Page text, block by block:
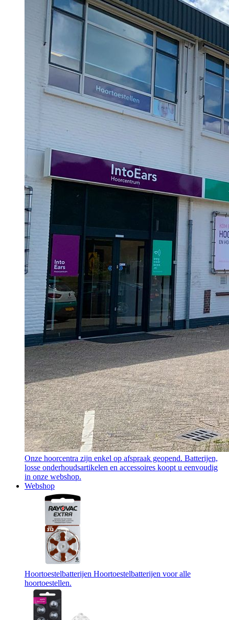
Onze hoorcentra zijn enkel op afspraak geopend. Batterijen,
losse onderhoudsartikelen en accessoires koopt u eenvoudig
in onze webshop.
Webshop
Hoortoestelbatterijen Hoortoestelbatterijen voor alle
hoortoestellen.